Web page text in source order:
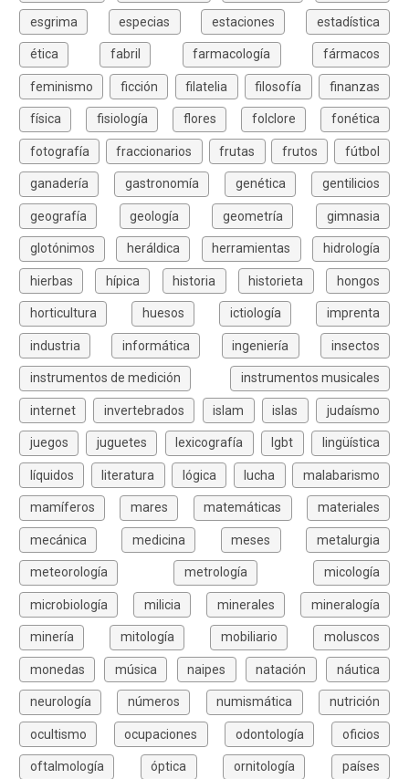
esgrima especias estaciones estadística
ética fabril farmacología fármacos
feminismo ficción filatelia filosofía finanzas
física fisiología flores folclore fonética
fotografía fraccionarios frutas frutos fútbol
ganadería gastronomía genética gentilicios
geografía geología geometría gimnasia
glotónimos heráldica herramientas hidrología
hierbas hípica historia historieta hongos
horticultura huesos ictiología imprenta
industria informática ingeniería insectos
instrumentos de medición instrumentos musicales
internet invertebrados islam islas judaísmo
juegos juguetes lexicografía lgbt lingüística
líquidos literatura lógica lucha malabarismo
mamíferos mares matemáticas materiales
mecánica medicina meses metalurgia
meteorología metrología micología
microbiología milicia minerales mineralogía
minería mitología mobiliario moluscos
monedas música naipes natación náutica
neurología números numismática nutrición
ocultismo ocupaciones odontología oficios
oftalmología óptica ornitología países